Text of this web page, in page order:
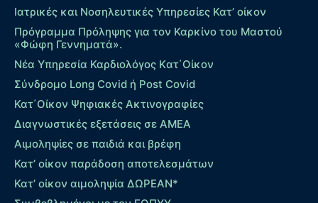
Ιατρικές και Νοσηλευτικές Υπηρεσίες Κατ’ οίκον
Πρόγραμμα Πρόληψης για τον Καρκίνο του Μαστού
«Φώφη Γεννηματά».
Νέα Υπηρεσία Καρδιολόγος Kατ΄Οίκον
Σύνδρομο Long Covid ή Post Covid
Κατ΄Οίκον Ψηφιακές Ακτινογραφίες
Διαγνωστικές εξετάσεις σε ΑΜΕΑ
Αιμοληψίες σε παιδιά και βρέφη
Κατ’ οίκον παράδοση αποτελεσμάτων
Κατ’ οίκον αιμοληψία ΔΩΡΕΑΝ*